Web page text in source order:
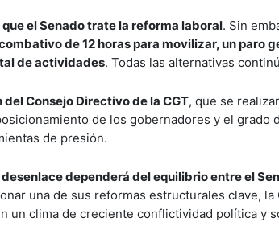
el Senado trate la reforma laboral. Sin
de 12 horas para movilizar, un paro
de actividades. Todas las alternativas
Consejo Directivo de la CGT, que se
de los gobernadores y el grado
de presión.
dependerá del equilibrio entre el
una de sus reformas estructurales clave, la
un clima de creciente conflictividad política y